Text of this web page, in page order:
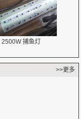
2500W 捕鱼灯
>>更多